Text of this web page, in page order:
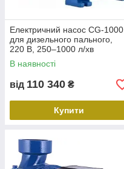
Електричний насос CG-1000
для дизельного пального,
220 В, 250–1000 л/хв
В наявності
від 110 340 ₴
Купити